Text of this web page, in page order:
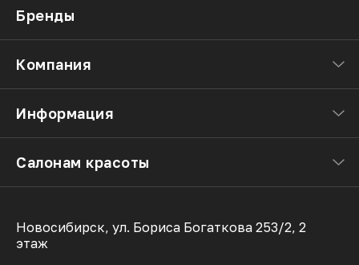
Бренды
Компания
Информация
Салонам красоты
Новосибирск, ул. Бориса Богаткова 253/2, 2
этаж